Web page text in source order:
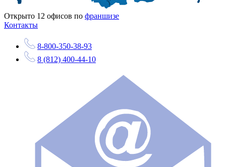
Открыто 12 офисов по франшизе
Контакты
8-800-350-38-93
8 (812) 400-44-10